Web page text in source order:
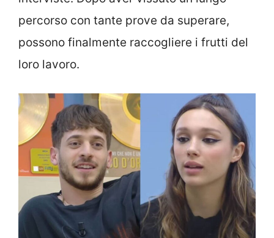
percorso con tante prove da superare,
possono finalmente raccogliere i frutti del
loro lavoro.